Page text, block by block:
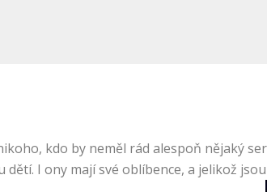
kdo by neměl rád alespoň nějaký
dětí. I ony mají své oblíbence, a jelikož